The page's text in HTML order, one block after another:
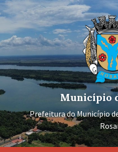
Ir
para
conteúdo
Pular
para
navegação
principal
Pular
para
rodapé
Município
Prefeitura do Município